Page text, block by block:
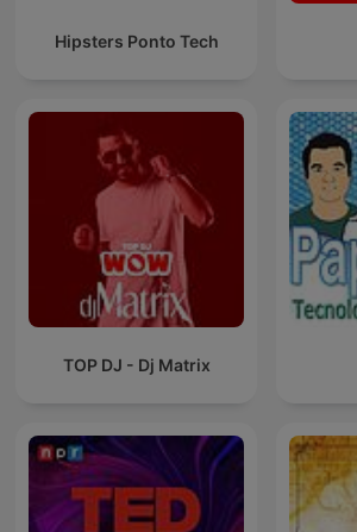
Hipsters Ponto Tech
TOP DJ - Dj Matrix